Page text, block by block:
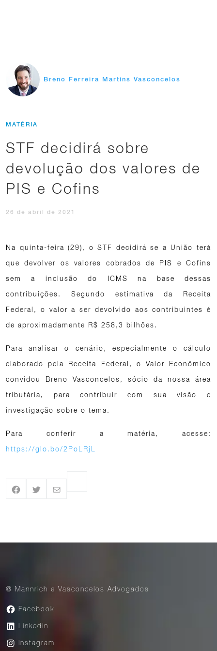
Breno Ferreira Martins Vasconcelos
MATÉRIA
STF decidirá sobre
devolução dos valores de
PIS e Cofins
26 de abril de 2021
Na quinta-feira (29), o STF decidirá se a União terá
que devolver os valores cobrados de PIS e Cofins
sem a inclusão do ICMS na base dessas
contribuições. Segundo estimativa da Receita
Federal, o valor a ser devolvido aos contribuintes é
de aproximadamente R$ 258,3 bilhões.
Para analisar o cenário, especialmente o cálculo
elaborado pela Receita Federal, o Valor Econômico
convidou Breno Vasconcelos, sócio da nossa área
tributária, para contribuir com sua visão e
investigação sobre o tema.
Para conferir a matéria, acesse:
https://glo.bo/2PoLRjL
@ Mannrich e Vasconcelos Advogados
Facebook
Linkedin
Instagram